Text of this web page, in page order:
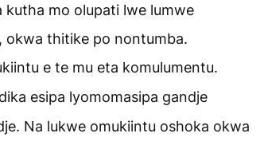
kutha mo olupati lwe lumwe
okwa thitike po nontumba.
e te mu eta komulumentu.
esipa lyomomasipa gandje
Na lukwe omukiintu oshoka okwa